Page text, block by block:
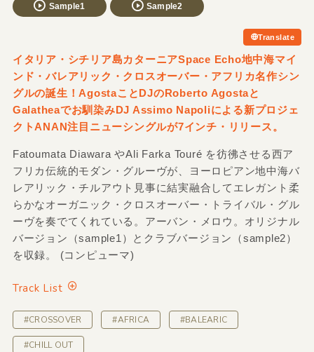
Sample1 Sample2
Translate
イタリア・シチリア島カターニアSpace Echo地中海マイ
ンド・バレアリック・クロスオーバー・アフリカ名作シン
グルの誕生！AgostaことDJのRoberto Agostaと
Galatheaでお馴染みDJ Assimo Napoliによる新プロジェ
クトANAN注目ニューシングルが7インチ・リリース。
Fatoumata Diawara やAli Farka Touré を彷彿させる西ア
フリカ伝統的モダン・グルーヴが、ヨーロピアン地中海バ
レアリック・チルアウト見事に結実融合してエレガント柔
らかなオーガニック・クロスオーバー・トライバル・グル
ーヴを奏でてくれている。アーバン・メロウ。オリジナル
バージョン（sample1）とクラブバージョン（sample2）
を収録。 (コンピューマ)
Track List
#CROSSOVER #AFRICA #BALEARIC
#CHILL OUT